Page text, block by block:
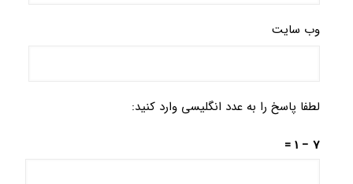
وب‌ سایت
لطفا پاسخ را به عدد انگلیسی وارد کنید:
7 − 1 =